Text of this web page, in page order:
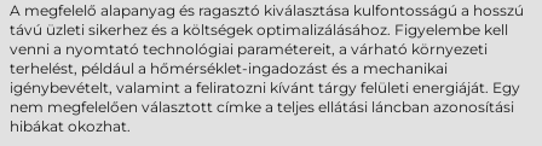
A megfelelő alapanyag és ragasztó kiválasztása kulfontosságú a hosszú
távú üzleti sikerhez és a költségek optimalizálásához. Figyelembe kell
venni a nyomtató technológiai paramétereit, a várható környezeti
terhelést, például a hőmérséklet-ingadozást és a mechanikai
igénybevételt, valamint a feliratozni kívánt tárgy felületi energiáját. Egy
nem megfelelően választott címke a teljes ellátási láncban azonosítási
hibákat okozhat.